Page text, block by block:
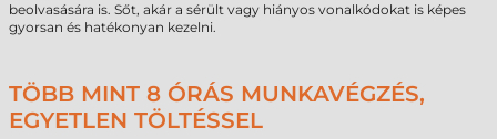
beolvasására is. Sőt, akár a sérült vagy hiányos vonalkódokat is képes
gyorsan és hatékonyan kezelni.
TÖBB MINT 8 ÓRÁS MUNKAVÉGZÉS,
EGYETLEN TÖLTÉSSEL